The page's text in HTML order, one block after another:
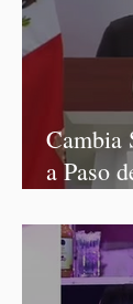
Cambia
a Paso